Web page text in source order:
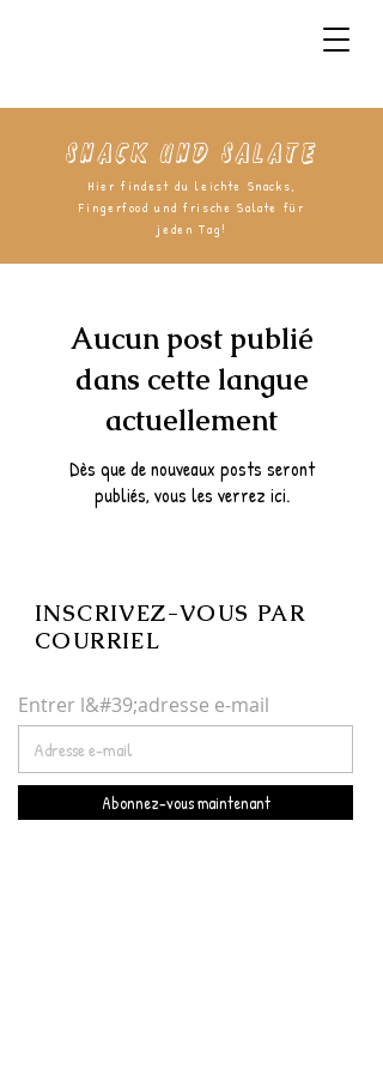
Snack und Salate
Hier findest du leichte Snacks,
Fingerfood und frische Salate für
jeden Tag!
Aucun post publié
dans cette langue
actuellement
Dès que de nouveaux posts seront
publiés, vous les verrez ici.
INSCRIVEZ-VOUS PAR
COURRIEL
Entrer l&#39;adresse e-mail
Abonnez-vous maintenant